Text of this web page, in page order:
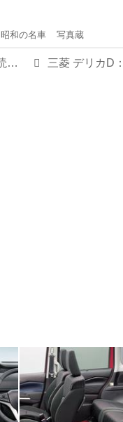
昭和の名車 写真蔵
三菱 デリカD：2【1分で読める国産車解説／2023年現行モデル】 三菱 デリカD